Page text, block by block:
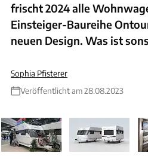
frischt 2024 alle
Einsteiger-Baureihe
neuen Design. Was ist
Sophia Pfisterer
Veröffentlicht am 28.08.2023